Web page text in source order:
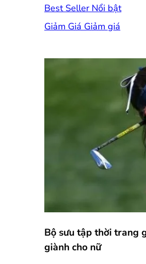
Best Seller
Giảm Giá
Bộ sưu tập thời trang
giành cho nữ